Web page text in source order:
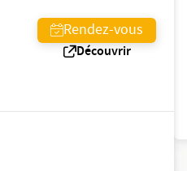
Rendez-vous
Découvrir